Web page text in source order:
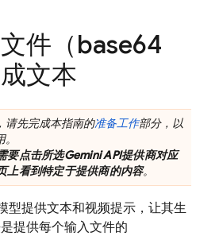
件（base64
文本
请先完成本指南的准备工作部分，以
要点击所选Gemini API提供商对应
上看到特定于提供商的内容。
型提供文本和视频提示，让其生
提供每个输入文件的